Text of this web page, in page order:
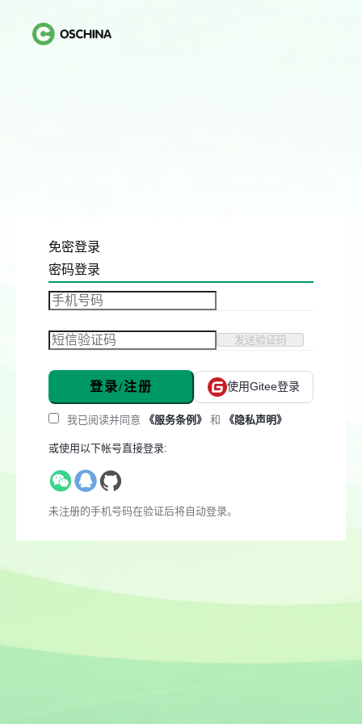
免密登录
密码登录
发送验证码
登录/注册 使用Gitee登录
我已阅读并同意 《服务条例》 和 《隐私声明》
或使用以下帐号直接登录:
未注册的手机号码在验证后将自动登录。